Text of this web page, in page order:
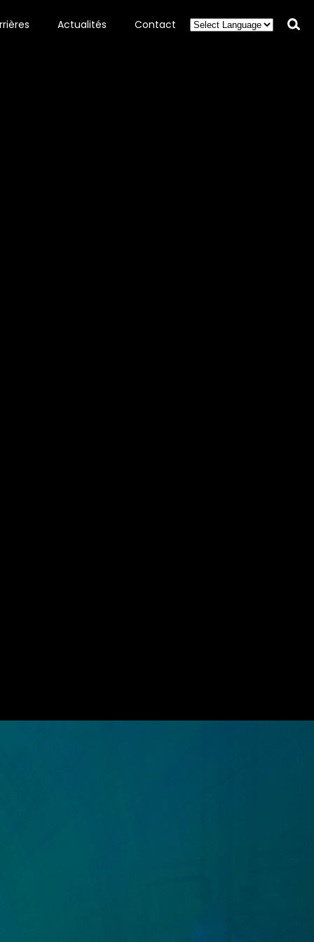
Actualités Contact